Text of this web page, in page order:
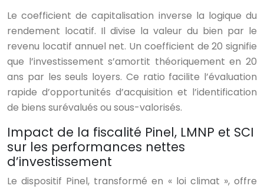
Le coefficient de capitalisation inverse la logique du
rendement locatif. Il divise la valeur du bien par le
revenu locatif annuel net. Un coefficient de 20 signifie
que l’investissement s’amortit théoriquement en 20
ans par les seuls loyers. Ce ratio facilite l’évaluation
rapide d’opportunités d’acquisition et l’identification
de biens surévalués ou sous-valorisés.
Impact de la fiscalité Pinel, LMNP et SCI
sur les performances nettes
d’investissement
Le dispositif Pinel, transformé en « loi climat », offre